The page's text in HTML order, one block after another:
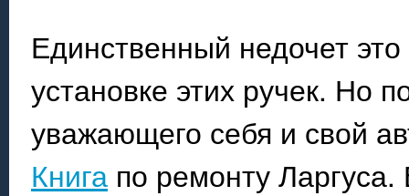
Единственный недочет
установке этих ручек. Но
уважающего себя и свой
Книга по ремонту